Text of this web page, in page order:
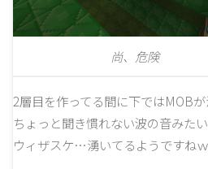
尚、危険
2層目を作ってる間に下ではMOBが
ちょっと聞き慣れない波の音みた
ウィザスケ…湧いてるようですねｗ